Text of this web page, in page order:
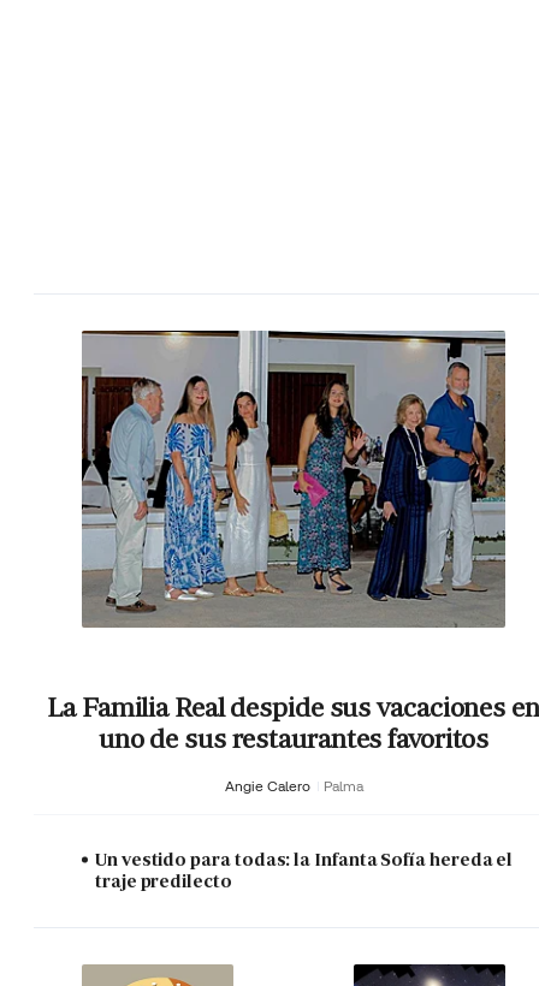
La Familia Real despide sus vacaciones en
uno de sus restaurantes favoritos
Angie Calero Palma
Un vestido para todas: la Infanta Sofía hereda el
traje predilecto